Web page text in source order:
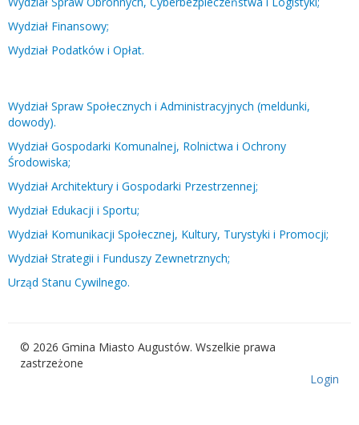
Wydział Finansowy;
Wydział Podatków i Opłat.
Wydział Spraw Społecznych i Administracyjnych (meldunki,
dowody).
Wydział Gospodarki Komunalnej, Rolnictwa i Ochrony
Środowiska;
Wydział Architektury i Gospodarki Przestrzennej;
Wydział Edukacji i Sportu;
Wydział Komunikacji Społecznej, Kultury, Turystyki i Promocji;
Wydział Strategii i Funduszy Zewnetrznych;
Urząd Stanu Cywilnego.
© 2026 Gmina Miasto Augustów. Wszelkie prawa
zastrzeżone
Login